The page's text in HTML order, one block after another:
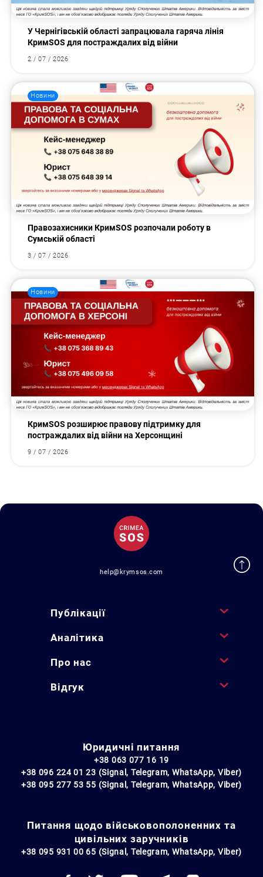
У Чернігівській області запрацювала гаряча лінія
КримSOS для постраждалих від війни
2 / 07 / 2026
Новини
Правозахисники КримSOS розпочали роботу в
Сумській області
3 / 07 / 2026
Новини
КримSOS розширює правову підтримку для
постраждалих від війни на Херсонщині
9 / 07 / 2026
help@krymsos.com
Публікації
Аналітика
Про нас
Відгук
Юридичні питання
+38 063 077 16 19
+38 096 224 01 23 (Signal, Telegram, WhatsApp, Viber)
+38 095 277 53 55 (Signal, Telegram, WhatsApp, Viber)
Питання щодо військовополоненних та
цивільних заручників
+38 095 931 00 65 (Signal, Telegram, WhatsApp, Viber)